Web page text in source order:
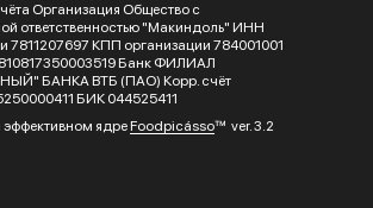
Организация Общество с
ответственностью "Макиндоль" ИНН
7811207697 КПП организации 784001001
Банк ФИЛИАЛ
БАНКА ВТБ (ПАО) Корр. счёт
БИК 044525411
эффективном ядреFoodpicássover. 3.2